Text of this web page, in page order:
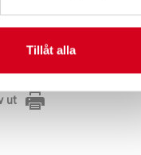
Tillåt alla
ut